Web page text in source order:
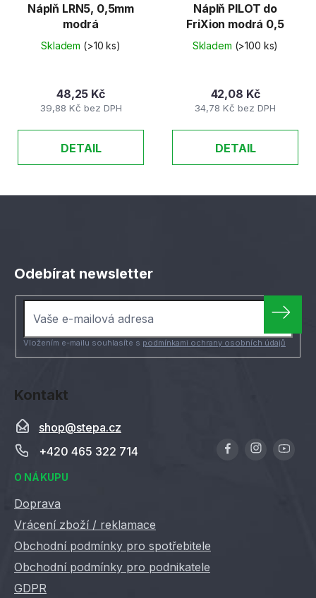
Náplň LRN5, 0,5mm
modrá
Skladem (>10 ks)
39,88 Kč bez DPH
48,25 Kč
DETAIL
Náplň PILOT do
FriXion modrá 0,5
Skladem (>100 ks)
34,78 Kč bez DPH
42,08 Kč
DETAIL
Kontakt
shop@stepa.cz
+420 465 322 714
O NÁKUPU
Doprava
Vrácení zboží / reklamace
Obchodní podmínky pro spotřebitele
Obchodní podmínky pro podnikatele
GDPR
Odebírat newsletter
Vložením e-mailu souhlasíte s podmínkami ochrany osobních údajů